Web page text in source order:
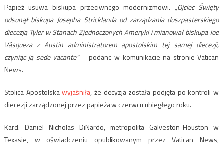
Papież usuwa biskupa przeciwnego modernizmowi. „Ojciec Święty
odsunął biskupa Josepha Stricklanda od zarządzania duszpasterskiego
diecezją Tyler w Stanach Zjednoczonych Ameryki i mianował biskupa Joe
Vásqueza z Austin administratorem apostolskim tej samej diecezji,
czyniąc ją sede vacante”– podano w komunikacie na stronie Vatican
News.
Stolica Apostolskawyjaśniła, że decyzja została podjęta po kontroli w
diecezji zarządzonej przez papieża w czerwcu ubiegłego roku.
Kard. Daniel Nicholas DiNardo, metropolita Galveston-Houston w
Texasie, w oświadczeniu opublikowanym przez Vatican News,